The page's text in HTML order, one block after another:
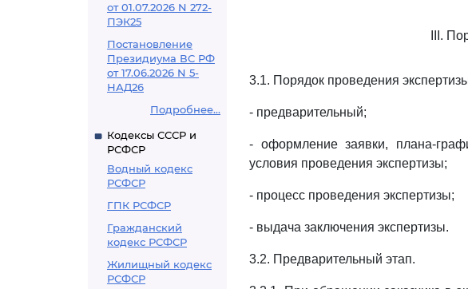
от 01.07.2026 N 272-
ПЭК25
Постановление
Президиума ВС РФ
от 17.06.2026 N 5-
НАД26
Подробнее...
Кодексы СССР и
РСФСР
Водный кодекс
РСФСР
ГПК РСФСР
Гражданский
кодекс РСФСР
Жилищный кодекс
РСФСР
III.
3.1. Порядок проведения
- предварительный;
- оформление заявки, плана-
условия проведения экспертизы;
- процесс проведения экспертизы;
- выдача заключения экспертизы.
3.2. Предварительный этап.